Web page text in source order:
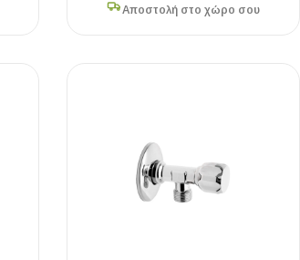
Αποστολή στο χώρο σου